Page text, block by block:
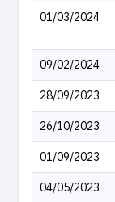
01/03/2024
09/02/2024
28/09/2023
26/10/2023
01/09/2023
04/05/2023